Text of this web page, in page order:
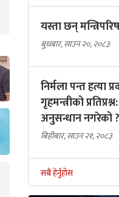
यस्ता छन्
बुधबार, साउन २०, २०८३
निर्मला पन्त हत्या
गृहमन्त्रीको
अनुसन्धान नगरेको ?
बिहीबार, साउन २१, २०८३
सबै हेर्नुहोस